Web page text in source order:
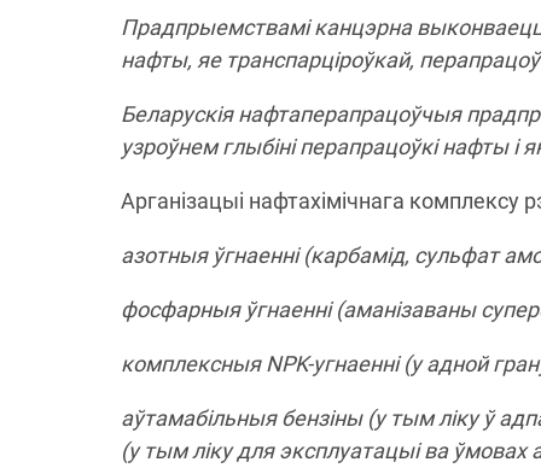
Прадпрыемствамі канцэрна
нафты, яе транспарціроўкай,
Беларускія нафтаперапрацоўчыя
узроўнем глыбіні перапрацоўкі нафты
Арганізацыі нафтахімічнага комплексу
азотныя ўгнаенні (карбамід, сульфат
фосфарныя ўгнаенні (аманізаваны
комплексныя NPK-угнаенні (у адной
аўтамабільныя бензіны (у тым ліку ў
(у тым ліку для эксплуатацыі ва ўмовах